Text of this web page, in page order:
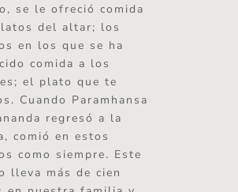
se le ofreció comida
del altar; los
en los que se ha
comida a los
el plato que te
Cuando Paramhansa
regresó a la
comió en estos
como siempre. Este
lleva más de cien